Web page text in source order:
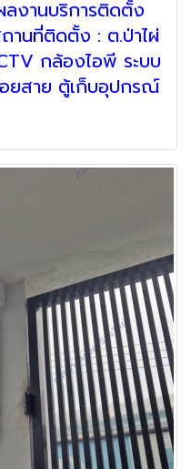
งานบริการติดตั้ง
านที่ติดตั้ง : ต.ป่าไผ่
อร้อยสาย ตู้เก็บอุปกรณ์